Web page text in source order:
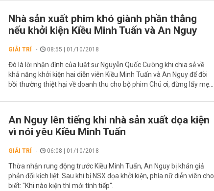
Nhà sản xuất phim khó giành phần thắng
nếu khởi kiện Kiều Minh Tuấn và An Nguy
GIẢI TRÍ 08:55 | 01/10/2018
Đó là lời nhận định của luật sư Nguyễn Quốc Cường khi chia sẻ về
khả năng khởi kiện hai diễn viên Kiều Minh Tuấn và An Nguy để đòi
bồi thường thiệt hại về doanh thu cho bộ phim Chú ơi, đừng lấy mẹ...
An Nguy lên tiếng khi nhà sản xuất dọa kiện
vì nói yêu Kiều Minh Tuấn
GIẢI TRÍ 06:08 | 01/10/2018
Thừa nhận rung động trước Kiều Minh Tuấn, An Nguy bị khán giả
phản đối kịch liệt. Sau khi bị NSX dọa khởi kiện, phía nữ diễn viên cho
biết: "Khi nào kiện thì mới tính tiếp".